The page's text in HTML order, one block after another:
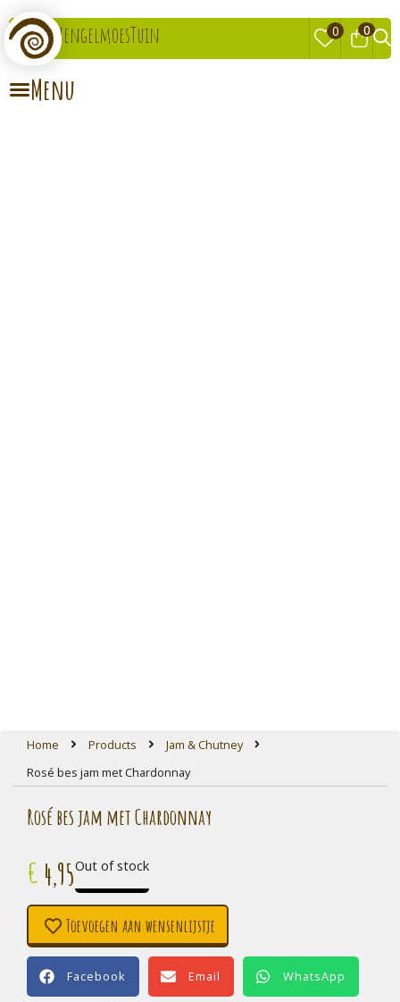
MengelmoesTuin 0 0
Home Products
Jam & Chutney
Rosé bes jam met Chardonnay
Rosé bes jam met Chardonnay
€ 4,95Out of stock
Toevoegen aan wensenlijstje
Facebook Email WhatsApp